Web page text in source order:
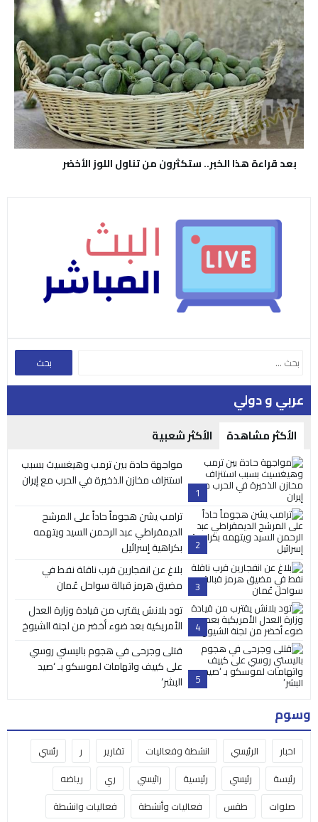
بعد قراءة هذا الخبر.. ستكثرون من تناول اللوز الأخضر
عربي و دولي
الأكثر مشاهدة الأكثر شعبية
1
مواجهة حادة بين ترمب وهيغسيث بسبب
استنزاف مخازن الذخيرة في الحرب مع إيران
2
ترامب يشن هجوماً حاداً على المرشح
الديمقراطي عبد الرحمن السيد ويتهمه
بكراهية إسرائيل
3
بلاغ عن انفجارين قرب ناقلة نفط في
مضيق هرمز قبالة سواحل عُمان
4
تود بلانش يقترب من قيادة وزارة العدل
الأمريكية بعد ضوء أخضر من لجنة الشيوخ
5
قتلى وجرحى في هجوم باليستي روسي
على كييف واتهامات لموسكو بـ ‘صيد
البشر’
وسوم
اخبار الرئيسي انشطة وفعاليات تقارير ر
رئسي
رئيسة
رئيسي رئيسية رائيسي ري
رياضه
صلوات
طقس فعاليات وأنشطة فعاليات وانشطة